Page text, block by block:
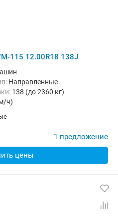
115 12.00R18 138J
Направленные
138 (до 2360 кг)
ч)
1 предложение
цены